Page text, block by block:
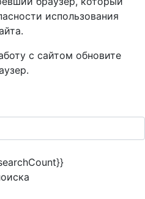
использования
с сайтом обновите